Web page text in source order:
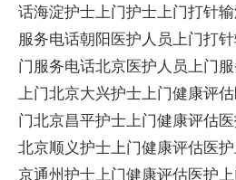
话海淀护士上门护士上门打针
服务电话朝阳医护人员上门打
门服务电话北京医护人员上门
上门北京大兴护士上门健康评
门北京昌平护士上门健康评估
北京顺义护士上门健康评估医
京通州护士上门健康评估医护